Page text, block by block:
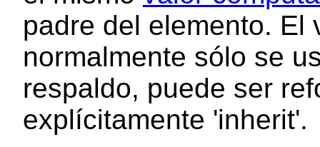
padre del elemento. El
normalmente sólo se
respaldo, puede ser
explícitamente 'inherit'.